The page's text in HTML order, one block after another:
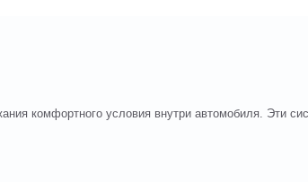
комфортного условия внутри автомобиля. Эти